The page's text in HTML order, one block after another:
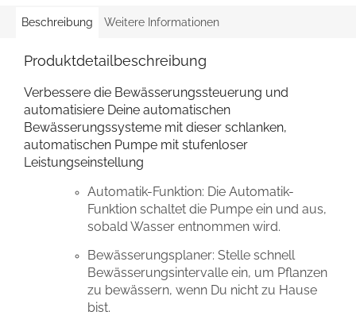
Beschreibung Weitere Informationen
Produktdetailbeschreibung
Verbessere die Bewässerungssteuerung und
automatisiere Deine automatischen
Bewässerungssysteme mit dieser schlanken,
automatischen Pumpe mit stufenloser
Leistungseinstellung
Automatik-Funktion: Die Automatik-
Funktion schaltet die Pumpe ein und aus,
sobald Wasser entnommen wird.
Bewässerungsplaner: Stelle schnell
Bewässerungsintervalle ein, um Pflanzen
zu bewässern, wenn Du nicht zu Hause
bist.